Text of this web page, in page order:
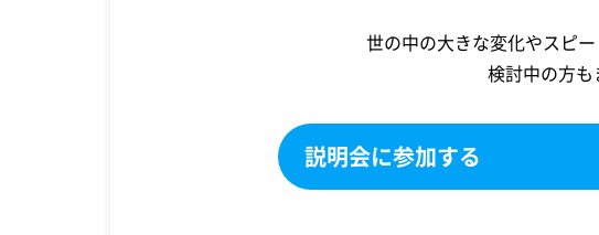
世の中の大きな変化やスピ
検討中の方
説明会に参加する